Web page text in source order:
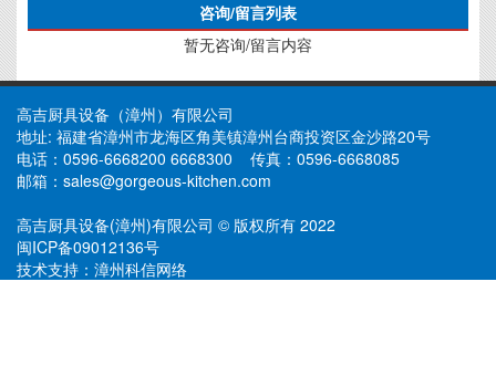
咨询/留言列表
暂无咨询/留言内容
高吉厨具设备（漳州）有限公司
地址: 福建省漳州市龙海区角美镇漳州台商投资区金沙路20号
电话：0596-6668200 6668300 传真：0596-6668085
邮箱：sales@gorgeous-kitchen.com
高吉厨具设备(漳州)有限公司 © 版权所有 2022
闽ICP备09012136号
技术支持：漳州科信网络